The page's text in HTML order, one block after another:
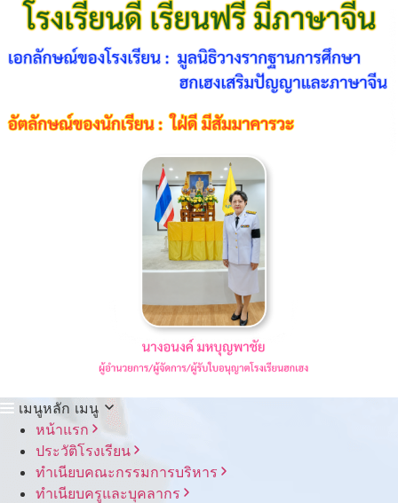
เมนูหลัก เมนู
หน้าแรก
ประวัติโรงเรียน
ทำเนียบคณะกรรมการบริหาร
ทำเนียบครูและบุคลากร